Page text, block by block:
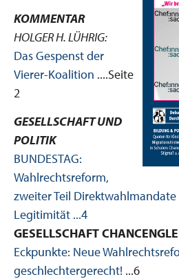
KOMMENTAR
HOLGER H. LÜHRIG:
Das Gespenst der
Vierer-Koalition ....Seite
2
GESELLSCHAFT UND
POLITIK
BUNDESTAG:
Wahlrechtsreform,
zweiter Teil Direktwahlmandate
Legitimität ...4
GESELLSCHAFT
Eckpunkte: Neue
geschlechtergerecht! ...6